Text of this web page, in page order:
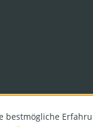
bestmögliche